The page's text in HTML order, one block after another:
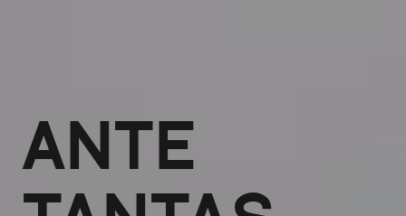
ANTE